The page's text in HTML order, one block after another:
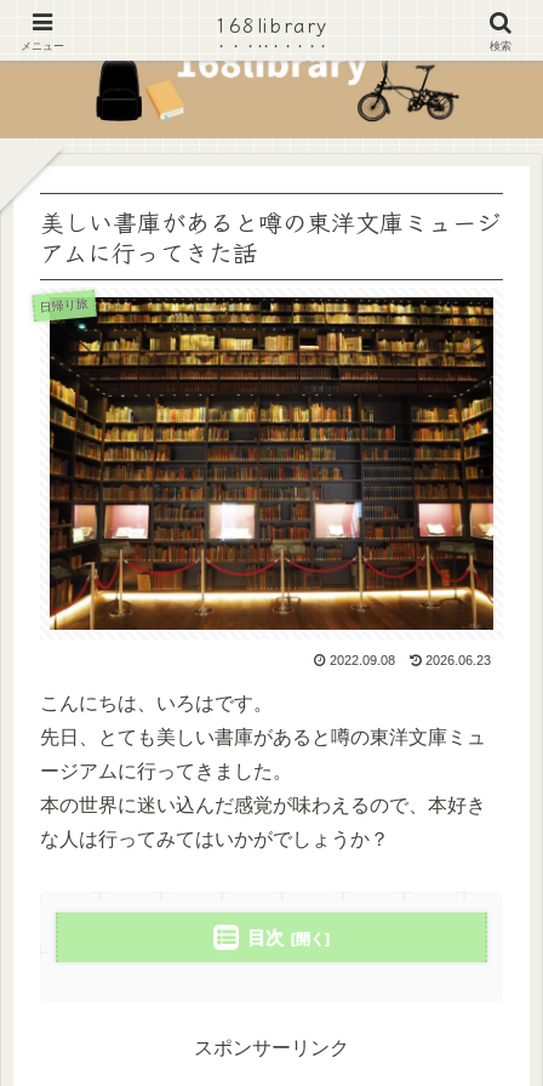
168library
美しい書庫があると噂の東洋文庫ミュージ
アムに行ってきた話
日帰り旅
2022.09.08 2026.06.23
こんにちは、いろはです。
先日、とても美しい書庫があると噂の東洋文庫ミュ
ージアムに行ってきました。
本の世界に迷い込んだ感覚が味わえるので、本好き
な人は行ってみてはいかがでしょうか？
目次
スポンサーリンク
メニュー
168library
検索